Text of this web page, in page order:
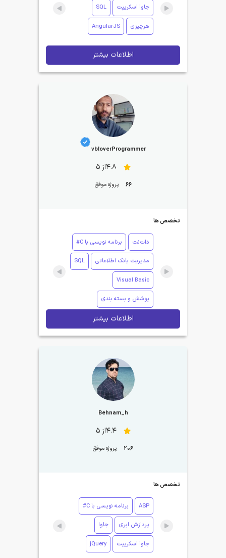
جاوا اسکریپت SQL
هرچیزی AngularJS
اطلاعات بیشتر
vbloverProgrammer
4.8از 5
66 پروژه موفق
تخصص ها
دات‌نت برنامه نویسی با C#
مدیریت بانک اطلاعاتی SQL
Visual Basic
پوشش و بسته بندی
اطلاعات بیشتر
Behnam_h
4.4از 5
206 پروژه موفق
تخصص ها
ASP برنامه نویسی با C#
پردازش ابری جاوا
جاوا اسکریپت jQuery